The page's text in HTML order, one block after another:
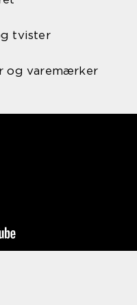
tvister
og varemærker